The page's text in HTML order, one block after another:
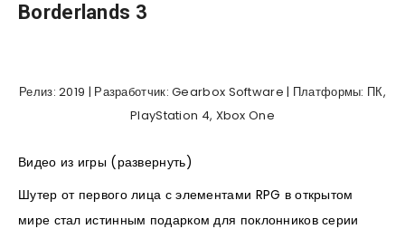
Borderlands 3
Релиз: 2019 | Разработчик: Gearbox Software | Платформы: ПК,
PlayStation 4, Xbox One
Видео из игры (развернуть)
Шутер от первого лица с элементами RPG в открытом
мире стал истинным подарком для поклонников серии